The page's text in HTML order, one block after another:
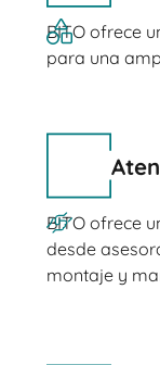
BITO ofrece
para una
BITO ofrece
desde
montaje y